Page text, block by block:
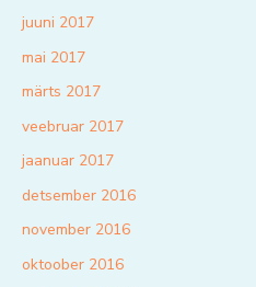
juuni 2017
mai 2017
märts 2017
veebruar 2017
jaanuar 2017
detsember 2016
november 2016
oktoober 2016